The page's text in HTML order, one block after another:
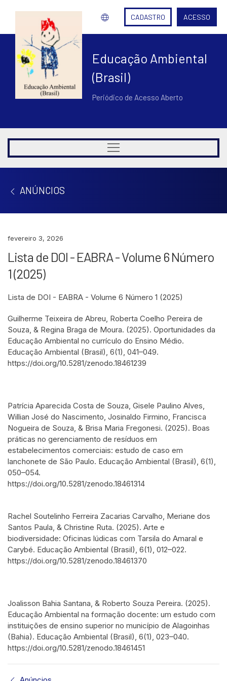
CADASTRO ACESSO
Educação Ambiental
(Brasil)
Periódico de Acesso Aberto
ANÚNCIOS
fevereiro 3, 2026
Lista de DOI - EABRA - Volume 6 Número
1 (2025)
Lista de DOI - EABRA - Volume 6 Número 1 (2025)
Guilherme Teixeira de Abreu, Roberta Coelho Pereira de
Souza, & Regina Braga de Moura. (2025). Oportunidades da
Educação Ambiental no currículo do Ensino Médio.
Educação Ambiental (Brasil), 6(1), 041–049.
https://doi.org/10.5281/zenodo.18461239
Patrícia Aparecida Costa de Souza, Gisele Paulino Alves,
Willian José do Nascimento, Josinaldo Firmino, Francisca
Nogueira de Souza, & Brisa Maria Fregonesi. (2025). Boas
práticas no gerenciamento de resíduos em
estabelecimentos comerciais: estudo de caso em
lanchonete de São Paulo. Educação Ambiental (Brasil), 6(1),
050–054.
https://doi.org/10.5281/zenodo.18461314
Rachel Soutelinho Ferreira Zacarias Carvalho, Meriane dos
Santos Paula, & Christine Ruta. (2025). Arte e
biodiversidade: Oficinas lúdicas com Tarsila do Amaral e
Carybé. Educação Ambiental (Brasil), 6(1), 012–022.
https://doi.org/10.5281/zenodo.18461370
Joalisson Bahia Santana, & Roberto Souza Pereira. (2025).
Educação Ambiental na formação docente: um estudo com
instituições de ensino superior no município de Alagoinhas
(Bahia). Educação Ambiental (Brasil), 6(1), 023–040.
https://doi.org/10.5281/zenodo.18461451